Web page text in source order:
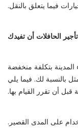
فيما يتعلق بالنقل.
الحافلات أن تفيدك
بتكلفة منخفضة
بالنسبة لك. فيما يلي
أن تقرر القيام بها.
على المدى القصير.